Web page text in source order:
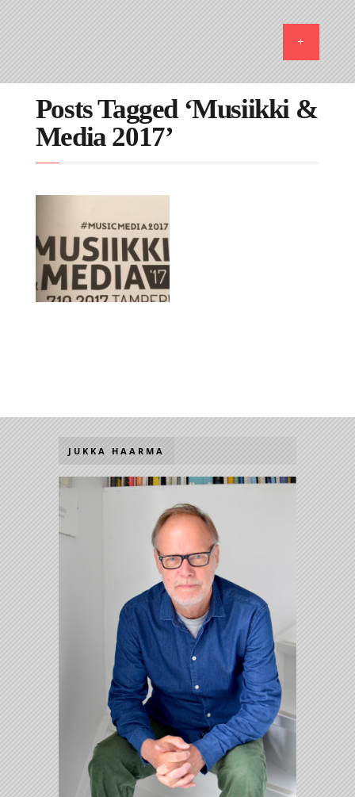
Posts Tagged ‘Musiikki &
Media 2017’
Musiikki & Media
2017: Entistä
itsenäisempi Suomi?
JUKKA HAARMA